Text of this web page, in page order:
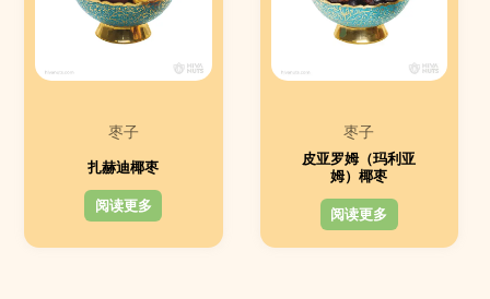
枣子
扎赫迪椰枣
阅读更多
枣子
皮亚罗姆（玛利亚
姆）椰枣
阅读更多